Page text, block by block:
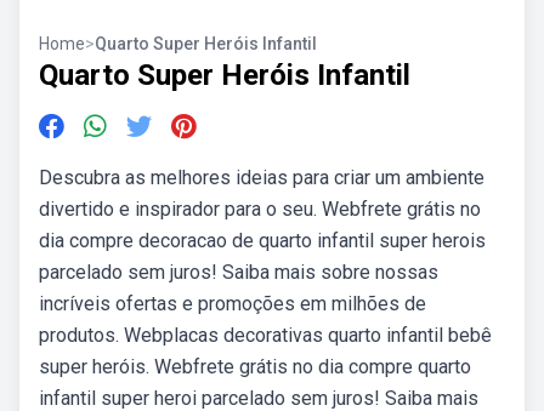
Home>Quarto Super Heróis Infantil
Quarto Super Heróis Infantil
Descubra as melhores ideias para criar um ambiente
divertido e inspirador para o seu. Webfrete grátis no
dia compre decoracao de quarto infantil super herois
parcelado sem juros! Saiba mais sobre nossas
incríveis ofertas e promoções em milhões de
produtos. Webplacas decorativas quarto infantil bebê
super heróis. Webfrete grátis no dia compre quarto
infantil super heroi parcelado sem juros! Saiba mais